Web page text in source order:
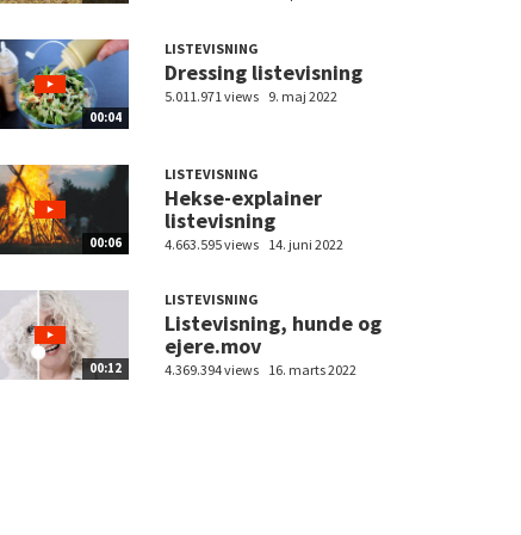
00:04
LISTEVISNING
Dressing listevisning
5.011.971 views 9. maj 2022
00:06
LISTEVISNING
Hekse-explainer
listevisning
4.663.595 views 14. juni 2022
00:12
LISTEVISNING
Listevisning, hunde og
ejere.mov
4.369.394 views 16. marts 2022